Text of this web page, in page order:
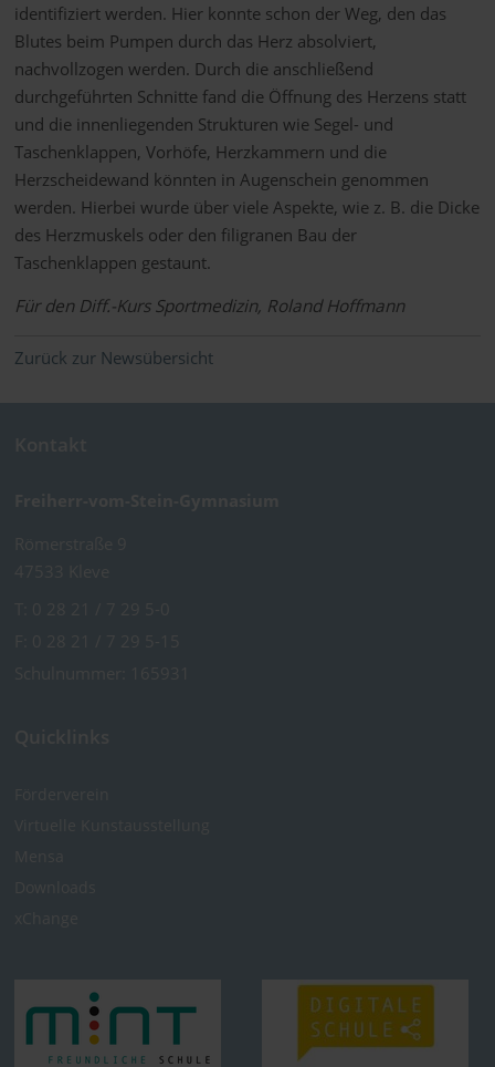
identifiziert werden. Hier konnte schon der Weg, den das
Blutes beim Pumpen durch das Herz absolviert,
nachvollzogen werden. Durch die anschließend
durchgeführten Schnitte fand die Öffnung des Herzens statt
und die innenliegenden Strukturen wie Segel- und
Taschenklappen, Vorhöfe, Herzkammern und die
Herzscheidewand könnten in Augenschein genommen
werden. Hierbei wurde über viele Aspekte, wie z. B. die Dicke
des Herzmuskels oder den filigranen Bau der
Taschenklappen gestaunt.
Für den Diff.-Kurs Sportmedizin, Roland Hoffmann
Zurück zur Newsübersicht